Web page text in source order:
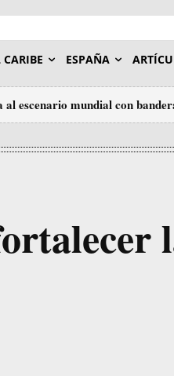
ESPAÑA
escenario mundial con